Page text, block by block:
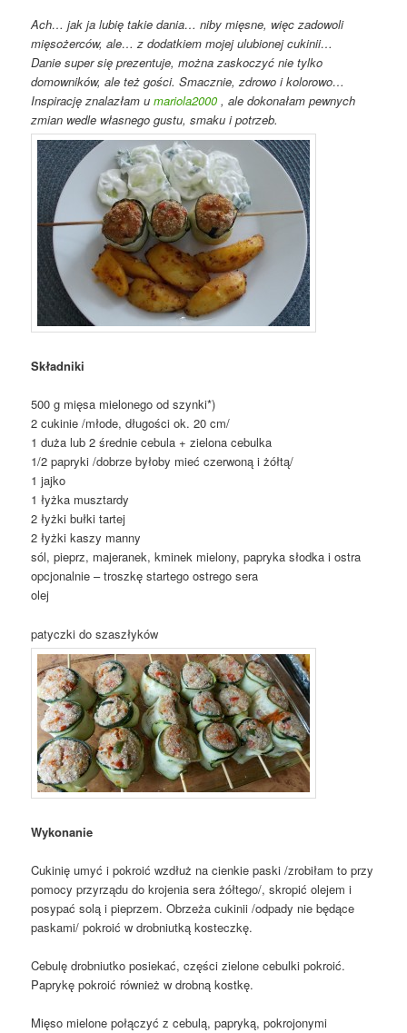
Ach… jak ja lubię takie dania… niby mięsne, więc zadowoli
mięsożerców, ale… z dodatkiem mojej ulubionej cukinii…
Danie super się prezentuje, można zaskoczyć nie tylko
domowników, ale też gości. Smacznie, zdrowo i kolorowo…
Inspirację znalazłam umariola2000, ale dokonałam pewnych
zmian wedle własnego gustu, smaku i potrzeb.
Składniki
500 g mięsa mielonego od szynki*)
2 cukinie /młode, długości ok. 20 cm/
1 duża lub 2 średnie cebula + zielona cebulka
1/2 papryki /dobrze byłoby mieć czerwoną i żółtą/
1 jajko
1 łyżka musztardy
2 łyżki bułki tartej
2 łyżki kaszy manny
sól, pieprz, majeranek, kminek mielony, papryka słodka i ostra
opcjonalnie – troszkę startego ostrego sera
olej
patyczki do szaszłyków
Wykonanie
Cukinię umyć i pokroić wzdłuż na cienkie paski /zrobiłam to przy
pomocy przyrządu do krojenia sera żółtego/, skropić olejem i
posypać solą i pieprzem. Obrzeża cukinii /odpady nie będące
paskami/ pokroić w drobniutką kosteczkę.
Cebulę drobniutko posiekać, części zielone cebulki pokroić.
Paprykę pokroić również w drobną kostkę.
Mięso mielone połączyć z cebulą, papryką, pokrojonymi